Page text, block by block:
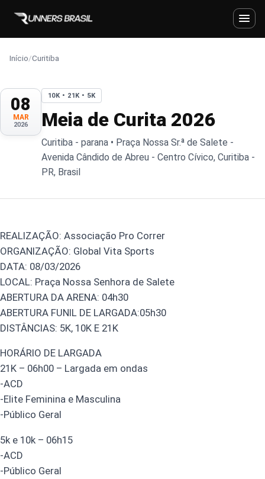
Início/Curitiba
08
MAR
2026
10K • 21K • 5K
Meia de Curita 2026
Curitiba - parana • Praça Nossa Sr.ª de Salete -
Avenida Cândido de Abreu - Centro Cívico, Curitiba -
PR, Brasil
REALIZAÇÃO: Associação Pro Correr
ORGANIZAÇÃO: Global Vita Sports
DATA: 08/03/2026
LOCAL: Praça Nossa Senhora de Salete
ABERTURA DA ARENA: 04h30
ABERTURA FUNIL DE LARGADA:05h30
DISTÂNCIAS: 5K, 10K E 21K
HORÁRIO DE LARGADA
21K – 06h00 – Largada em ondas
-ACD
-Elite Feminina e Masculina
-Público Geral
5k e 10k – 06h15
-ACD
-Público Geral